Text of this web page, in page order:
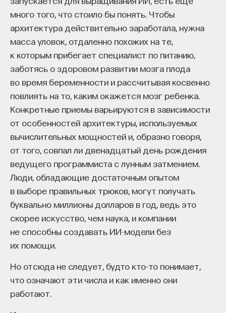
много того, что стоило бы понять. Чтобы
архитектура действительно заработала, нужна
масса уловок, отдаленно похожих на те,
к которым прибегает специалист по питанию,
заботясь о здоровом развитии мозга плода
во время беременности и рассчитывая косвенно
повлиять на то, каким окажется мозг ребенка.
Конкретные приемы варьируются в зависимости
от особенностей архитектуры, используемых
вычислительных мощностей и, образно говоря,
от того, совпал ли двенадцатый день рождения
ведущего программиста с лунным затмением.
Люди, обладающие достаточным опытом
в выборе правильных трюков, могут получать
буквально миллионы долларов в год, ведь это
скорее искусство, чем наука, и компании
не способны создавать ИИ-модели без
их помощи.
Но отсюда не следует, будто кто-то понимает,
что означают эти числа и как именно они
работают.